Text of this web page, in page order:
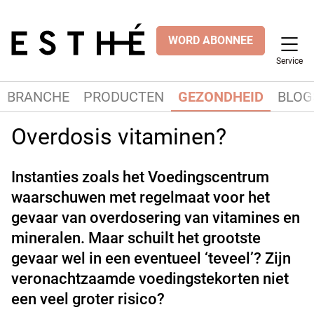
WORD ABONNEE
Service
BRANCHE PRODUCTEN GEZONDHEID
Overdosis vitaminen?
Instanties zoals het Voedingscentrum
waarschuwen met regelmaat voor het
gevaar van overdosering van vitamines en
mineralen. Maar schuilt het grootste
gevaar wel in een eventueel ‘teveel’? Zijn
veronachtzaamde voedingstekorten niet
een veel groter risico?